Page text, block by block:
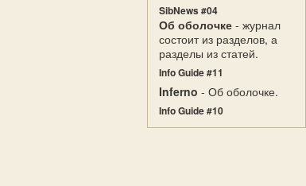
SibNews #04
Об оболочке - журнал
состоит из разделов, а
разделы из статей.
Info Guide #11
Inferno - Об оболочке.
Info Guide #10